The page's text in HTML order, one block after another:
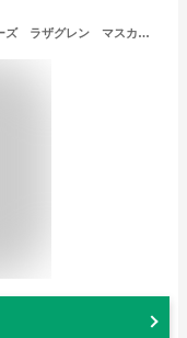
チェンバース ローズウッド ヴィンヤーズ ラザグレン マスカット [NV] 750ml 白 Chambers Rosewood Rutherglen Muscat